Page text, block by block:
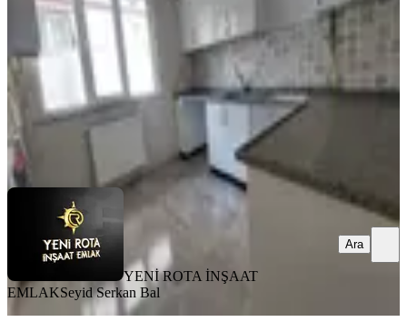
2+1· Düz Giriş (Zemin) 31.07.2026
1.825.000 ₺
YENİ ROTA İNŞAAT EMLAK Seyid Serkan Bal
Ara
YENİ ROTA İNŞAAT
EMLAKSeyid Serkan Bal
Ara